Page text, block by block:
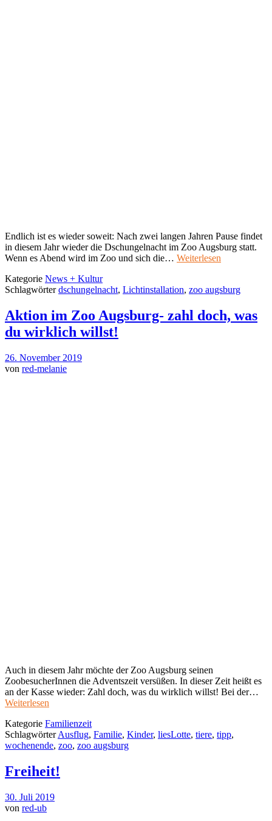
Endlich ist es wieder soweit: Nach zwei langen Jahren Pause findet
in diesem Jahr wieder die Dschungelnacht im Zoo Augsburg statt.
Wenn es Abend wird im Zoo und sich die… Weiterlesen
Kategorie News + Kultur
Schlagwörterdschungelnacht, Lichtinstallation, zoo augsburg
Aktion im Zoo Augsburg- zahl doch, was
du wirklich willst!
26. November 2019
von red-melanie
Auch in diesem Jahr möchte der Zoo Augsburg seinen
ZoobesucherInnen die Adventszeit versüßen. In dieser Zeit heißt es
an der Kasse wieder: Zahl doch, was du wirklich willst! Bei der…
Weiterlesen
Kategorie Familienzeit
SchlagwörterAusflug, Familie, Kinder, liesLotte, tiere, tipp,
wochenende, zoo, zoo augsburg
Freiheit!
30. Juli 2019
von red-ub